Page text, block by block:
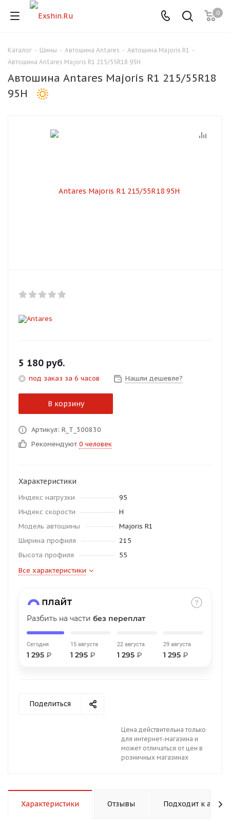
0
Каталог - Шины - Автошина Antares - Автошина Majoris R1 -
Автошина Antares Majoris R1 215/55R18 95H
Автошина Antares Majoris R1 215/55R18
95H
5 180 руб.
под заказ за 6 часов Нашли дешевле?
В корзину
Артикул: R_T_300830
Рекомендуют 0 человек
Характеристики
Индекс нагрузки
95
Индекс скорости
H
Модель автошины
Majoris R1
Ширина профиля
215
Высота профиля
55
Все характеристики
Разбить на части без переплат
Сегодня
1 295 ₽
15 августа
1 295₽
22 августа
1 295 ₽
29 августа
1 295 ₽
Поделиться
Цена действительна только
для интернет-магазина и
может отличаться от цен в
розничных магазинах
Характеристики Отзывы Подходит к авто
Для клиентов всех банков
Разбейте
оплату
Оплачивайте сегодня только
Оставшиеся
% будут
списыватьсяс вашей карты
25%каждые 2 недели
Остались вопросы?
8 800 302-02-51